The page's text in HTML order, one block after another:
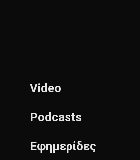
Video
Podcasts
Εφημερίδες